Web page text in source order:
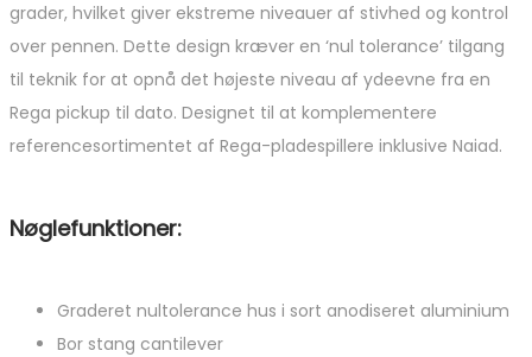
grader, hvilket giver ekstreme niveauer af stivhed og kontrol
over pennen. Dette design kræver en ‘nul tolerance’ tilgang
til teknik for at opnå det højeste niveau af ydeevne fra en
Rega pickup til dato. Designet til at komplementere
referencesortimentet af Rega-pladespillere inklusive Naiad.
Nøglefunktioner:
Graderet nultolerance hus i sort anodiseret aluminium
Bor stang cantilever